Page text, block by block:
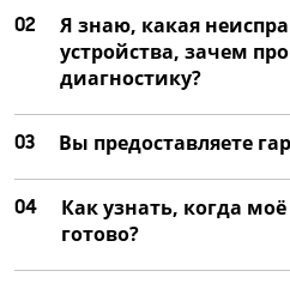
от 2 250 ₽
Ремонт цепей питания
02
Я знаю, какая
устройства, зачем
диагностику?
03 Вы предоставляете
04
Как узнать, когда
готово?